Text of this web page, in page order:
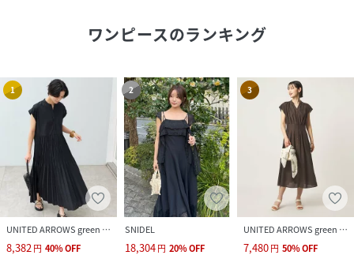
ワンピースのランキング
1
UNITED ARROWS green label relaxing
8,382円 40%OFF
2
SNIDEL
18,304円 20%OFF
3
UNITED ARROWS green label relaxing
7,480円 50%OFF